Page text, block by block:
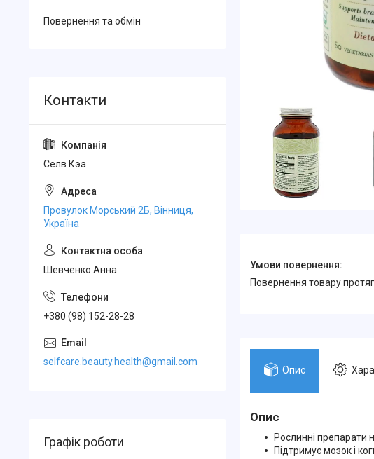
повернення товару
Опис
Опис
Рослинні препарати
Підтримує мозок і
Повернення та обмін
Селв Кэа
Провулок Морський 2Б, Вінниця,
Україна
Шевченко Анна
+380 (98) 152-28-28
selfcare.beauty.health@gmail.com
Графік роботи